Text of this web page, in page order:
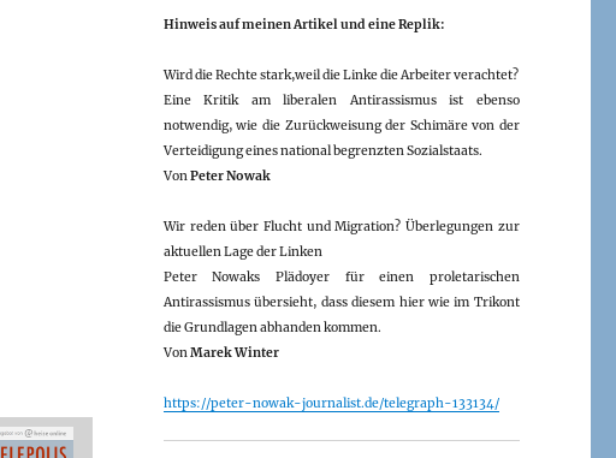
Hinweis auf meinen Artikel und eine Replik:
Wird die Rechte stark,weil die Linke die Arbeiter verachtet?
Eine Kritik am liberalen Antirassismus ist ebenso
notwendig, wie die Zurückweisung der Schimäre von der
Verteidigung eines national begrenzten Sozialstaats.
VonPeter Nowak
Wir reden über Flucht und Migration? Überlegungen zur
aktuellen Lage der Linken
Peter Nowaks Plädoyer für einen proletarischen
Antirassismus übersieht, dass diesem hier wie im Trikont
die Grundlagen abhanden kommen.
VonMarek Winter
https://peter-nowak-journalist.de/telegraph-133134/